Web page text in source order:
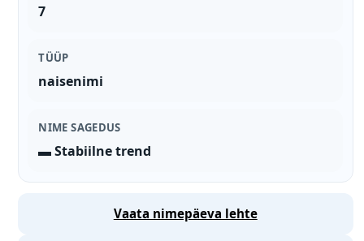
7
TÜÜP
naisenimi
NIME SAGEDUS
▬ Stabiilne trend
Vaata nimepäeva lehte